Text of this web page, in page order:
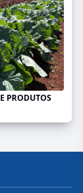
PRODUTOS